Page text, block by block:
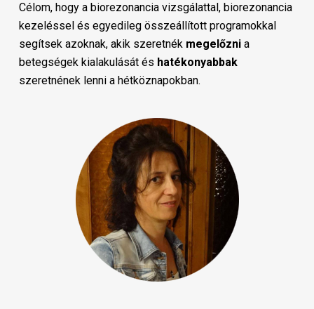
Célom, hogy a biorezonancia vizsgálattal, biorezonancia
kezeléssel és egyedileg összeállított programokkal
segítsek azoknak, akik szeretnék megelőzni a
betegségek kialakulását és hatékonyabbak
szeretnének lenni a hétköznapokban.